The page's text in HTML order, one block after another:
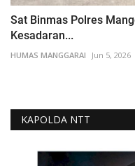
Sat Binmas Polres
Kesadaran...
HUMAS MANGGARAI Jun 5, 2026
KAPOLDA NTT